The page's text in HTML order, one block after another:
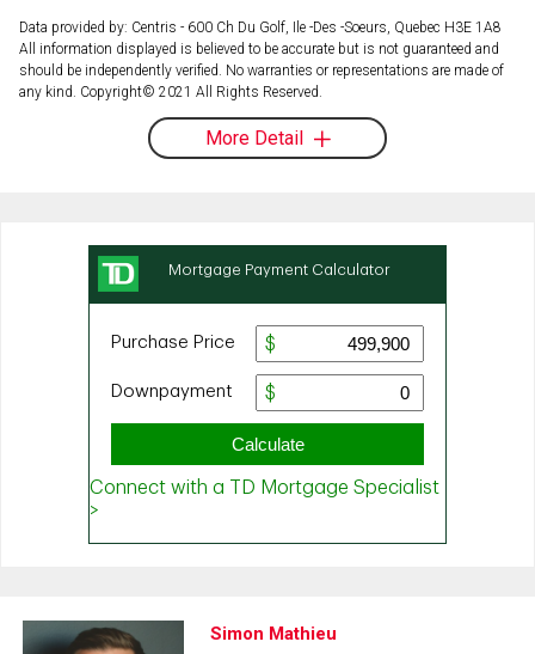
Data provided by: Centris - 600 Ch Du Golf, Ile -Des -Soeurs, Quebec H3E 1A8
All information displayed is believed to be accurate but is not guaranteed and
should be independently verified. No warranties or representations are made of
any kind. Copyright© 2021 All Rights Reserved.
More Detail
Simon Mathieu